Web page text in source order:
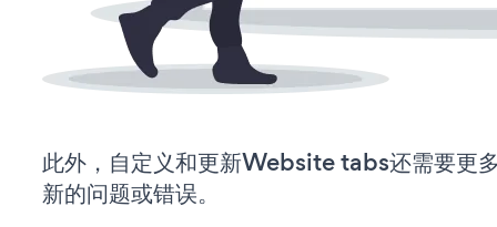
此外，自定义和更新Website tabs还需要更
新的问题或错误。